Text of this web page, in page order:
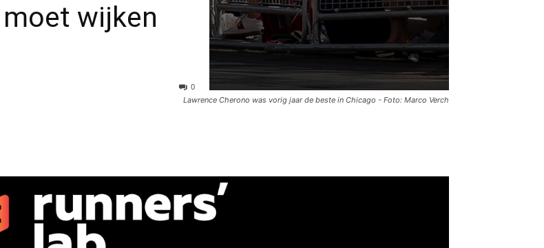
Lawrence Cherono was vorig jaar de beste in Chicago - Foto: Marco Verch
wijken
0